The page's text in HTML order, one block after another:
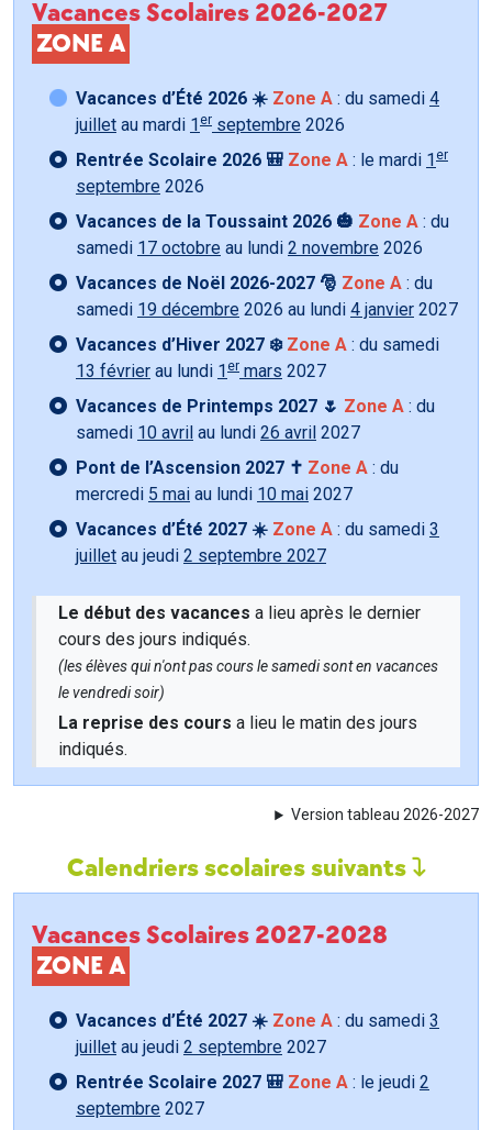
Vacances Scolaires 2026-2027
ZONE A
Vacances d’Été 2026 ☀️ Zone A : du samedi 4
juillet au mardi 1 er septembre 2026
Rentrée Scolaire 2026 🎒 Zone A : le mardi 1 er
septembre 2026
Vacances de la Toussaint 2026 🎃 Zone A : du
samedi 17 octobre au lundi 2 novembre 2026
Vacances de Noël 2026-2027 🎅 Zone A : du
samedi 19 décembre 2026 au lundi 4 janvier 2027
Vacances d’Hiver 2027 ❄️ Zone A : du samedi
13 février au lundi 1 er mars 2027
Vacances de Printemps 2027 🌷 Zone A : du
samedi 10 avril au lundi 26 avril 2027
Pont de l’Ascension 2027 ✝️ Zone A : du
mercredi 5 mai au lundi 10 mai 2027
Vacances d’Été 2027 ☀️ Zone A : du samedi 3
juillet au jeudi 2 septembre 2027
Le début des vacances a lieu après le dernier
cours des jours indiqués.
(les élèves qui n'ont pas cours le samedi sont en vacances
le vendredi soir)
La reprise des cours a lieu le matin des jours
indiqués.
Version tableau 2026-2027
Calendriers scolaires suivants
Vacances Scolaires 2027-2028
ZONE A
Vacances d’Été 2027 ☀️ Zone A : du samedi 3
juillet au jeudi 2 septembre 2027
Rentrée Scolaire 2027 🎒 Zone A : le jeudi 2
septembre 2027